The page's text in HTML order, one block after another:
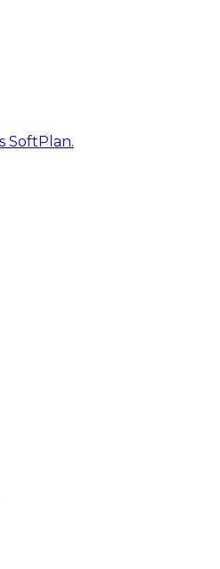
SoftPlan.